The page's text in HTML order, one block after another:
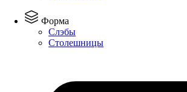
Форма
Слэбы
Столешницы